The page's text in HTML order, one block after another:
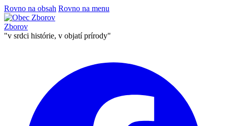
Rovno na obsah Rovno na menu
Zborov
"v srdci histórie, v objatí prírody"